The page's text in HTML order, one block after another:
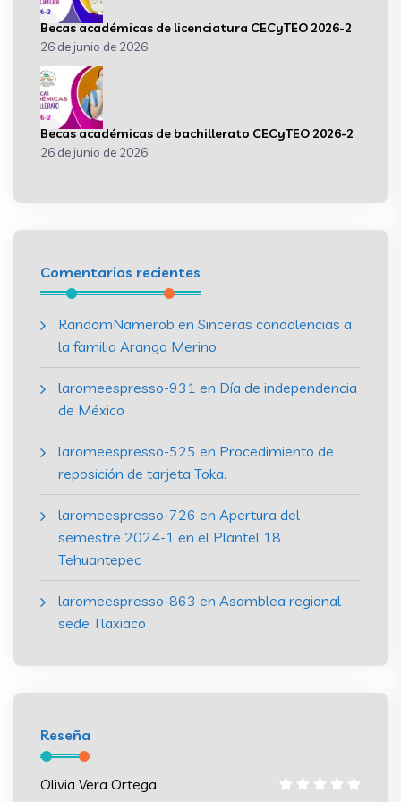
Becas académicas de licenciatura CECyTEO 2026-2
26 de junio de 2026
Becas académicas de bachillerato CECyTEO 2026-2
26 de junio de 2026
Comentarios recientes
RandomNamerob en Sinceras condolencias a
la familia Arango Merino
laromeespresso-931 en Día de independencia
de México
laromeespresso-525 en Procedimiento de
reposición de tarjeta Toka.
laromeespresso-726 en Apertura del
semestre 2024-1 en el Plantel 18
Tehuantepec
laromeespresso-863 en Asamblea regional
sede Tlaxiaco
Reseña
Olivia Vera Ortega